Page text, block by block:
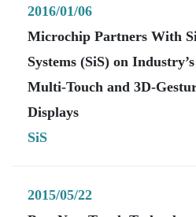
2016/01/06
Microchip Partners With
Systems (SiS) on
Multi-Touch and 3D-
Displays
SiS
2015/05/22